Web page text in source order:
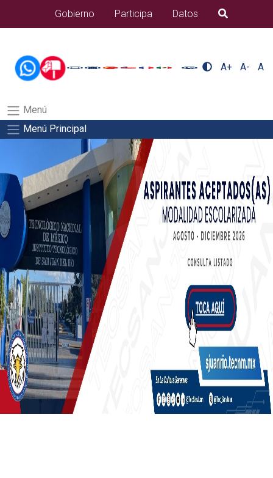
alumnos/apiSalida del comando:
Gobierno Participa Datos B�squeda
A+ A- A
Menú
Menú Principal